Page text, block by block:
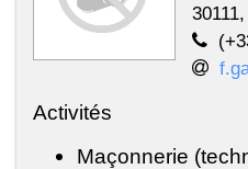
Activités
Maçonnerie